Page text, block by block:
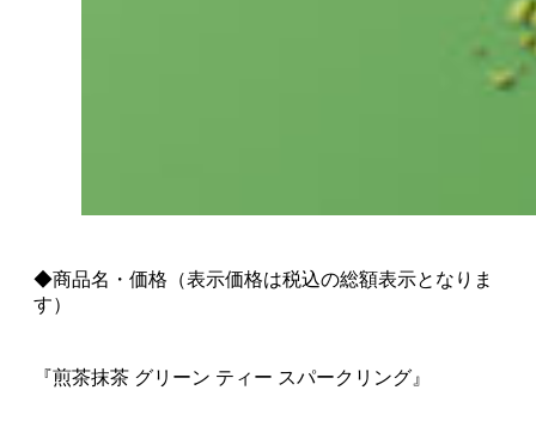
◆商品名・価格（表示価格は税込の総額表示となりま
す）
『煎茶抹茶 グリーン ティー スパークリング』